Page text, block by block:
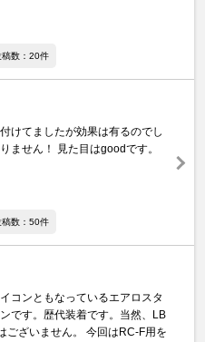
稿数：20件
けてましたが効果は有るのでし
ません！ 見た目はgoodです。
稿数：50件
コンともなっているエアロスタ
です。歴代装着です。当然、LB
ございません。 今回はRC-F用を